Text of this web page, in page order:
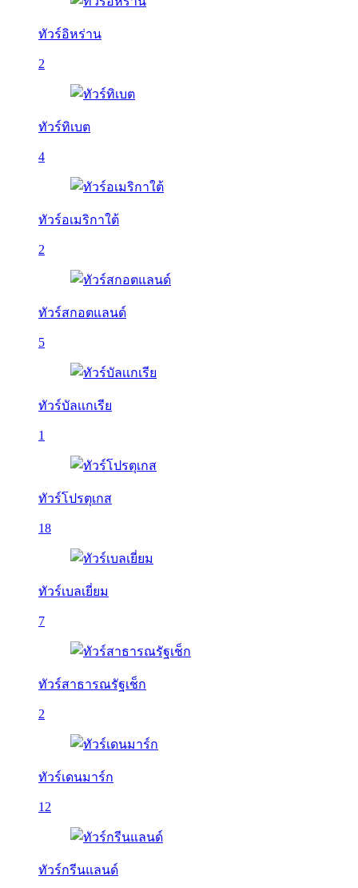
ทัวร์อิหร่าน
2
ทัวร์ทิเบต
4
ทัวร์อเมริกาใต้
2
ทัวร์สกอตแลนด์
5
ทัวร์บัลเเกเรีย
1
ทัวร์โปรตุเกส
18
ทัวร์เบลเยี่ยม
7
ทัวร์สาธารณรัฐเช็ก
2
ทัวร์เดนมาร์ก
12
ทัวร์กรีนแลนด์